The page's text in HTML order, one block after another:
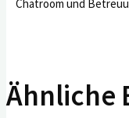
Chatroom und
Ähnliche